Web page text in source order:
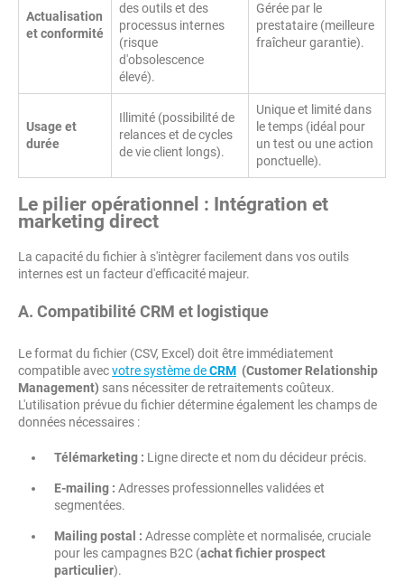
Actualisation
et conformité
des outils et des
processus internes
(risque
d'obsolescence
élevé).
Gérée par le
prestataire (meilleure
fraîcheur garantie).
Usage et
durée
Illimité (possibilité de
relances et de cycles
de vie client longs).
Unique et limité dans
le temps (idéal pour
un test ou une action
ponctuelle).
Le pilier opérationnel : Intégration et
marketing direct
La capacité du fichier à s'intègrer facilement dans vos outils
internes est un facteur d'efficacité majeur.
A. Compatibilité CRM et logistique
Le format du fichier (CSV, Excel) doit être immédiatement
compatible avecvotre système deCRM (Customer Relationship
Management) sans nécessiter de retraitements coûteux.
L'utilisation prévue du fichier détermine également les champs de
données nécessaires :
Télémarketing : Ligne directe et nom du décideur précis.
E-mailing : Adresses professionnelles validées et
segmentées.
Mailing postal : Adresse complète et normalisée, cruciale
pour les campagnes B2C (achat fichier prospect
particulier).